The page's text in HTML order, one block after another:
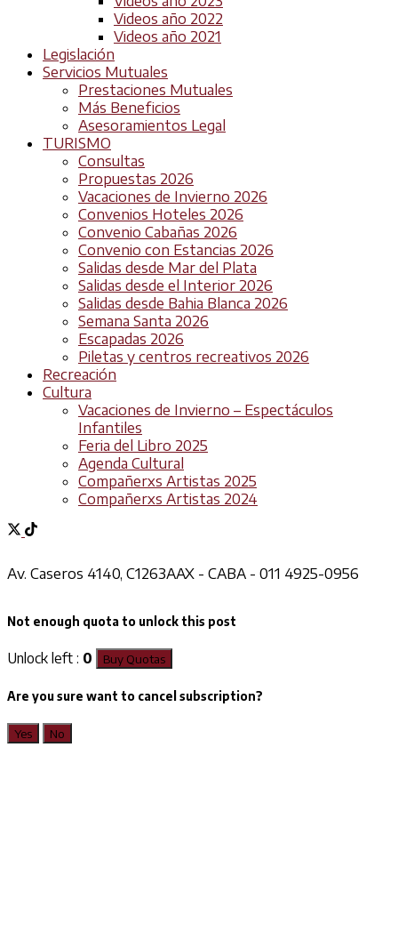
Videos año 2022
Videos año 2021
Legislación
Servicios Mutuales
Prestaciones Mutuales
Más Beneficios
Asesoramientos Legal
TURISMO
Consultas
Propuestas 2026
Vacaciones de Invierno 2026
Convenios Hoteles 2026
Convenio Cabañas 2026
Convenio con Estancias 2026
Salidas desde Mar del Plata
Salidas desde el Interior 2026
Salidas desde Bahia Blanca 2026
Semana Santa 2026
Escapadas 2026
Piletas y centros recreativos 2026
Recreación
Cultura
Vacaciones de Invierno – Espectáculos
Infantiles
Feria del Libro 2025
Agenda Cultural
Compañerxs Artistas 2025
Compañerxs Artistas 2024
Av. Caseros 4140, C1263AAX - CABA - 011 4925-0956
Not enough quota to unlock this post
Unlock left : 0 Buy Quotas
Are you sure want to cancel subscription?
Yes No